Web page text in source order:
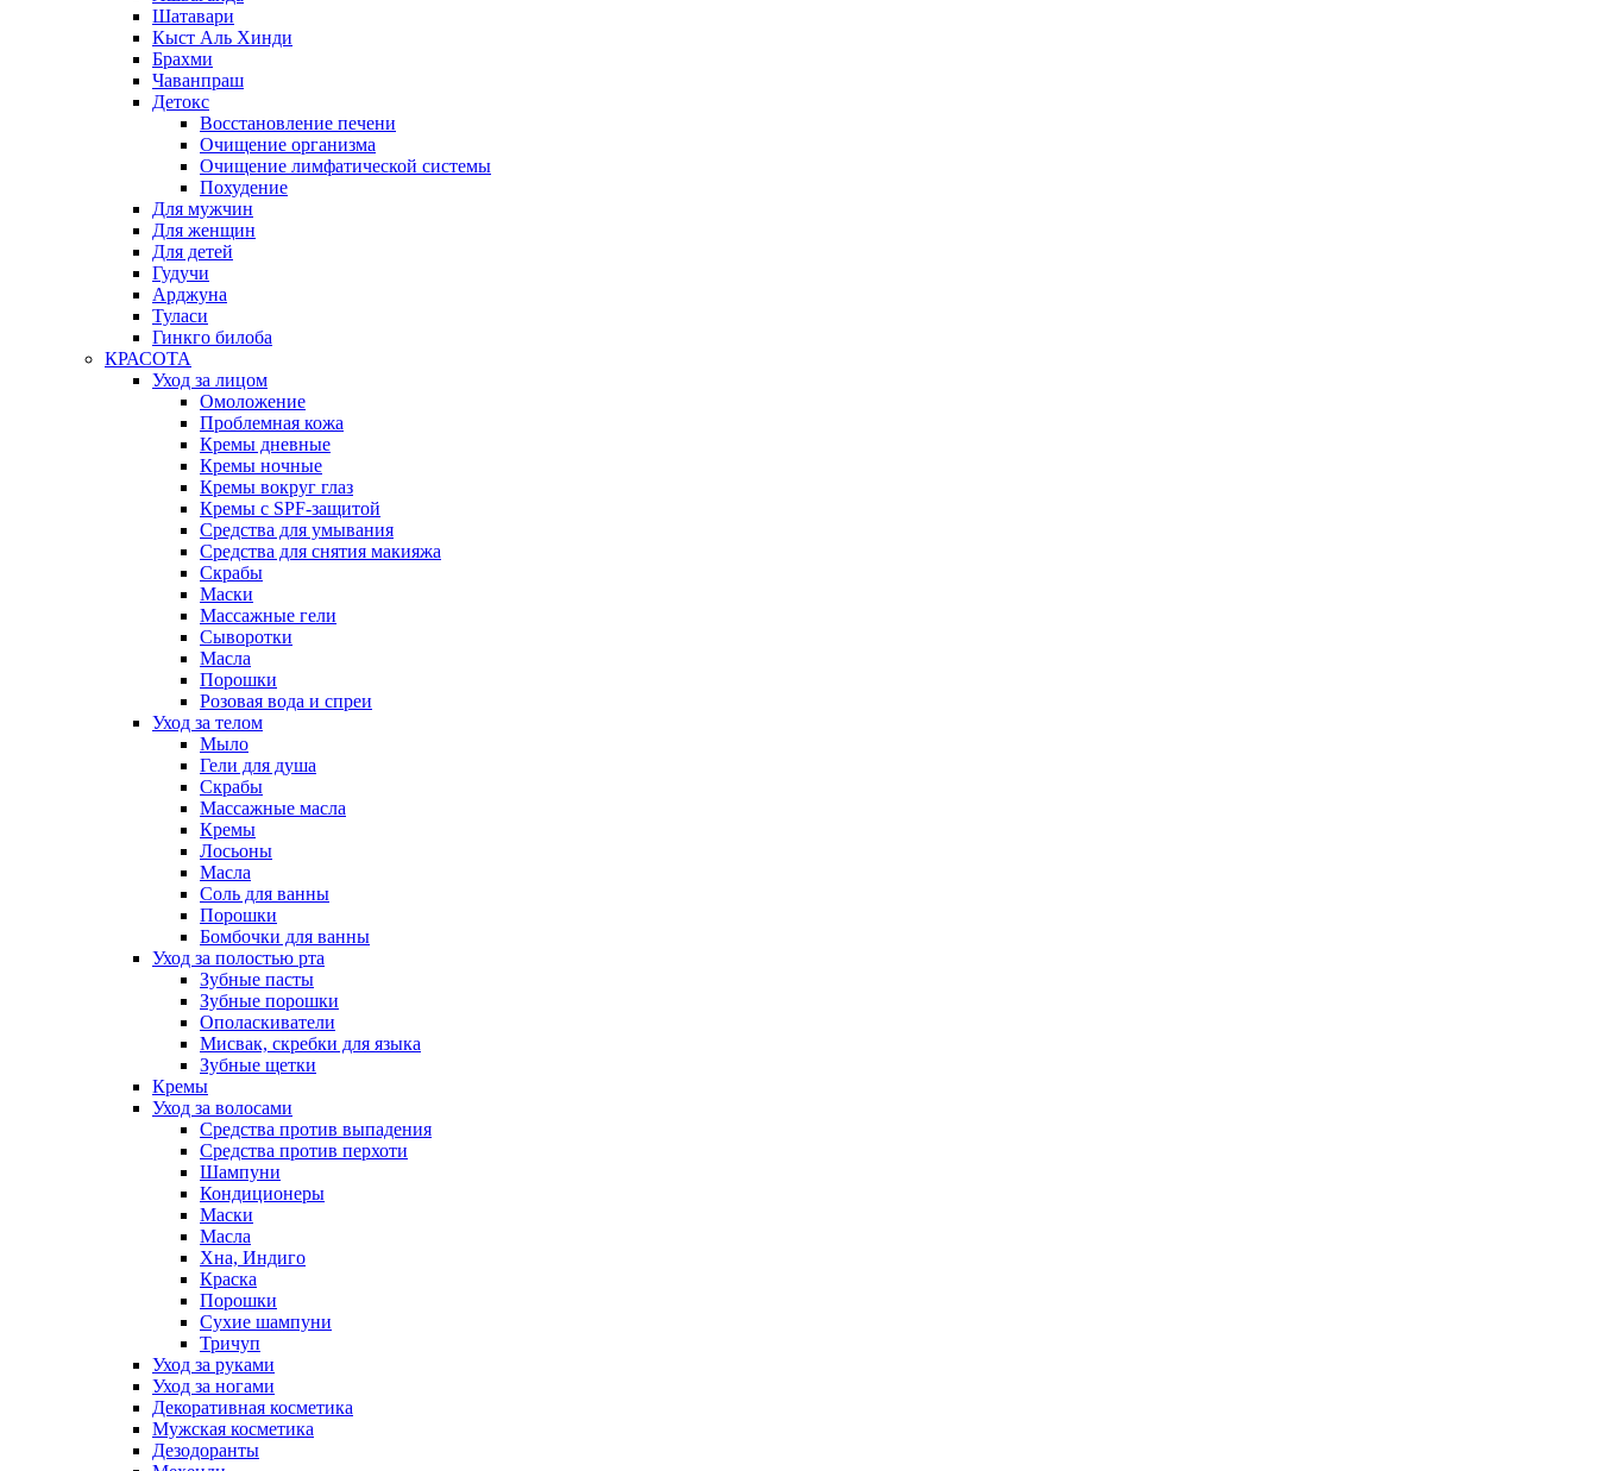
Шатавари
Кыст Аль Хинди
Брахми
Чаванпраш
Детокс
Восстановление печени
Очищение организма
Очищение лимфатической системы
Похудение
Для мужчин
Для женщин
Для детей
Гудучи
Арджуна
Туласи
Гинкго билоба
КРАСОТА
Уход за лицом
Омоложение
Проблемная кожа
Кремы дневные
Кремы ночные
Кремы вокруг глаз
Кремы с SPF-защитой
Средства для умывания
Средства для снятия макияжа
Скрабы
Маски
Массажные гели
Сыворотки
Масла
Порошки
Розовая вода и спреи
Уход за телом
Мыло
Гели для душа
Скрабы
Массажные масла
Кремы
Лосьоны
Масла
Соль для ванны
Порошки
Бомбочки для ванны
Уход за полостью рта
Зубные пасты
Зубные порошки
Ополаскиватели
Мисвак, скребки для языка
Зубные щетки
Кремы
Уход за волосами
Средства против выпадения
Средства против перхоти
Шампуни
Кондиционеры
Маски
Масла
Хна, Индиго
Краска
Порошки
Сухие шампуни
Тричуп
Уход за руками
Уход за ногами
Декоративная косметика
Мужская косметика
Дезодоранты